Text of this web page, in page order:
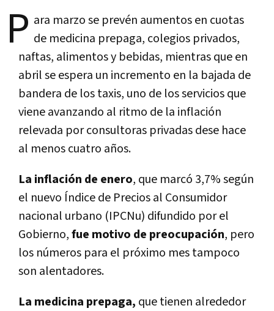
P ara marzo se prevén aumentos en cuotas
de medicina prepaga, colegios privados,
naftas, alimentos y bebidas, mientras que en
abril se espera un incremento en la bajada de
bandera de los taxis, uno de los servicios que
viene avanzando al ritmo de la inflación
relevada por consultoras privadas dese hace
al menos cuatro años.
La inflación de enero, que marcó 3,7% según
el nuevo Índice de Precios al Consumidor
nacional urbano (IPCNu) difundido por el
Gobierno,fue motivo de preocupación, pero
los números para el próximo mes tampoco
son alentadores.
La medicina prepaga, que tienen alrededor